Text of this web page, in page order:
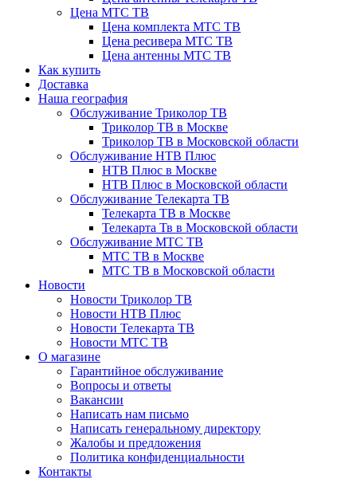
Цена МТС ТВ
Цена комплекта МТС ТВ
Цена ресивера МТС ТВ
Цена антенны МТС ТВ
Как купить
Доставка
Наша география
Обслуживание Триколор ТВ
Триколор ТВ в Москве
Триколор ТВ в Московской области
Обслуживание НТВ Плюс
НТВ Плюс в Москве
НТВ Плюс в Московской области
Обслуживание Телекарта ТВ
Телекарта ТВ в Москве
Телекарта Тв в Московской области
Обслуживание МТС ТВ
МТС ТВ в Москве
МТС ТВ в Московской области
Новости
Новости Триколор ТВ
Новости НТВ Плюс
Новости Телекарта ТВ
Новости МТС ТВ
О магазине
Гарантийное обслуживание
Вопросы и ответы
Вакансии
Написать нам письмо
Написать генеральному директору
Жалобы и предложения
Политика конфиденциальности
Контакты